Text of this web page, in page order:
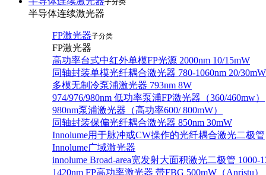
子分类
半导体连续激光器
FP激光器子分类
FP激光器
高功率台式中红外单模FP光源 2000nm 10/15mW
同轴封装单模光纤耦合激光器 780-1060nm 20/30mW
多模无制冷泵浦激光器 793nm 8W
974/976/980nm 低功率泵浦FP激光器（360/460mw）
980nm泵浦激光器（高功率600/ 800mW）
同轴封装保偏光纤耦合激光器 850nm 30mW
Innolume用于脉冲或CW操作的光纤耦合激光二极管
Innolume广域激光器
innolume Broad-area宽发射大面积激光二极管 1000-
1420nm FP高功率激光器 带FBG 500mW（Anristu）